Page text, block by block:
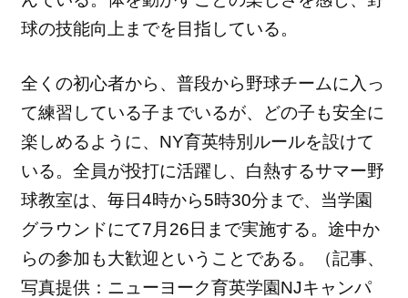
球の技能向上までを目指している。
全くの初心者から、普段から野球チームに入っ
て練習している子までいるが、
どの子も安全に
楽しめるように、 NY育英特別ルールを設けて
いる。全員が投打に活躍し、 白熱するサマー野
球教室は、毎日4時から5時30分まで、 当学園
グラウンドにて7月26日まで実施する。途中か
らの参加も大歓迎ということである。（記事、
写真提供： ニューヨーク育英学園NJキャンパ